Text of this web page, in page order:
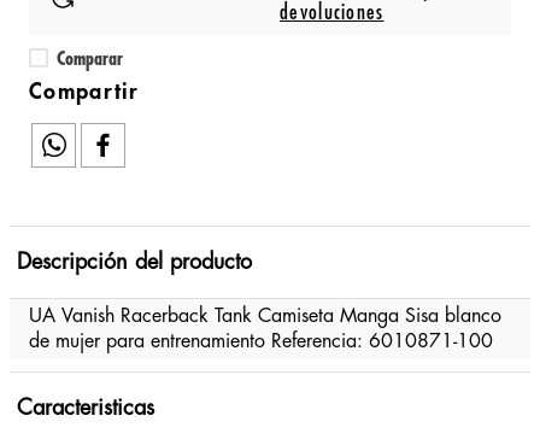
devoluciones
Comparar
Descripción del producto
UA Vanish Racerback Tank Camiseta Manga Sisa blanco
de mujer para entrenamiento Referencia: 6010871-100
Caracteristicas